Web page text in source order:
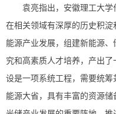
袁亮指出，安徽理工大学
在相关领域有深厚的历史积
能源产业发展，组建新能源
究和高素质人才培养，产出
设是一项系统工程，需要统
能源大省，具有丰富的资源